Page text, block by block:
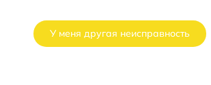
У меня другая неисправность